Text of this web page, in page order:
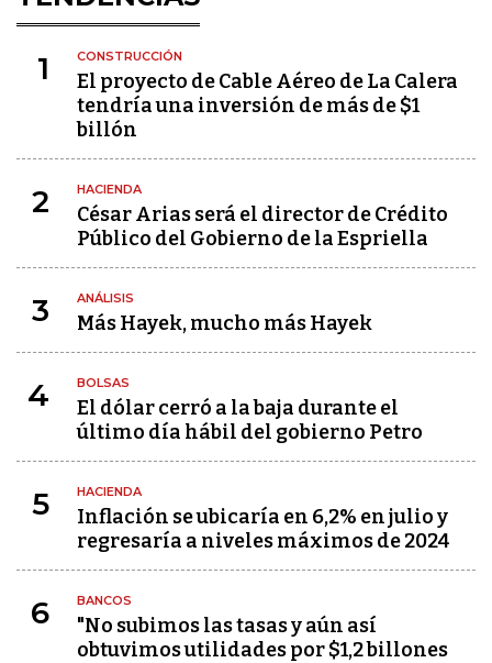
1 CONSTRUCCIÓN
El proyecto de Cable Aéreo de La Calera
tendría una inversión de más de $1
billón
2 HACIENDA
César Arias será el director de Crédito
Público del Gobierno de la Espriella
3 ANÁLISIS
Más Hayek, mucho más Hayek
4 BOLSAS
El dólar cerró a la baja durante el
último día hábil del gobierno Petro
5 HACIENDA
Inflación se ubicaría en 6,2% en julio y
regresaría a niveles máximos de 2024
6 BANCOS
"No subimos las tasas y aún así
obtuvimos utilidades por $1,2 billones